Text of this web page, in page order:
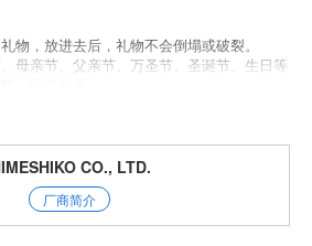
物，放进去后，礼物不会倒塌或破裂。
母亲节、父亲节、万圣节、圣诞节、生日等
看起来很华丽。
CO., LTD.
厂商简介